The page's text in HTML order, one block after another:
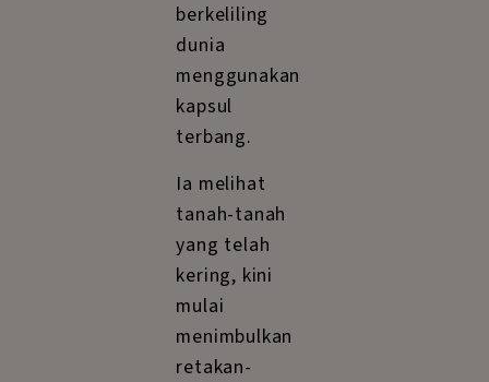
berkeliling
dunia
menggunakan
kapsul
terbang.
Ia melihat
tanah-tanah
yang telah
kering, kini
mulai
menimbulkan
retakan-